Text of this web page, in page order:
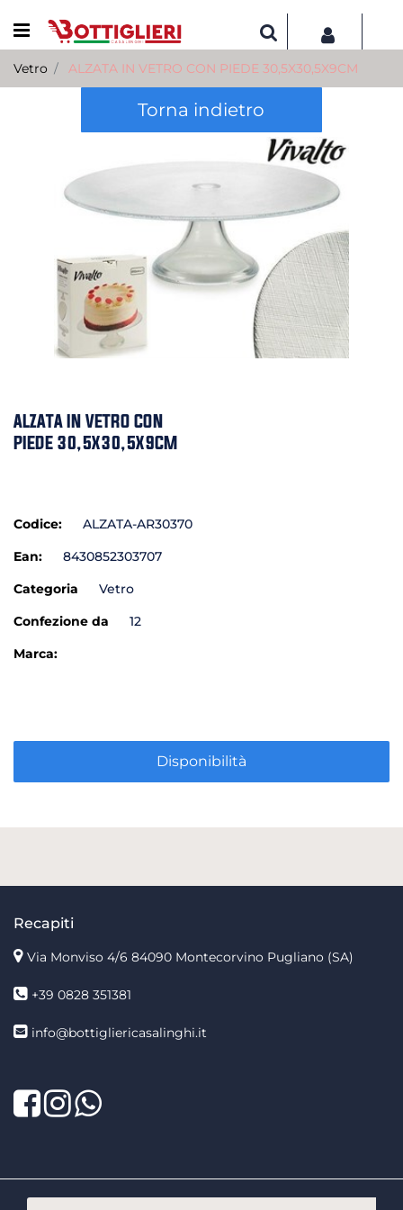
Open menu
Vetro ALZATA IN VETRO CON PIEDE 30,5X30,5X9CM
Torna indietro
ALZATA IN VETRO CON
PIEDE 30,5X30,5X9CM
Codice:
ALZATA-AR30370
Ean:
8430852303707
Categoria
Vetro
Confezione da
12
Marca:
Disponibilità
Recapiti
Via Monviso 4/6 84090 Montecorvino Pugliano (SA)
+39 0828 351381
info@bottigliericasalinghi.it
Facebook
TwitterLinkedIn